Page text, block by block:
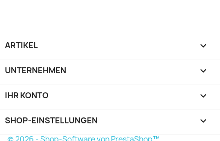
ARTIKEL 
UNTERNEHMEN 
IHR KONTO 
SHOP-EINSTELLUNGEN keyboard_arrow_down